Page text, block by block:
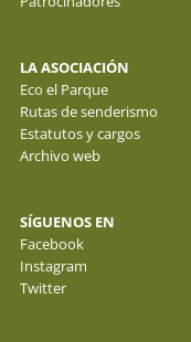
LA ASOCIACIÓN
Eco el Parque
Rutas de senderismo
Estatutos y cargos
Archivo web
SÍGUENOS EN
Facebook
Instagram
Twitter